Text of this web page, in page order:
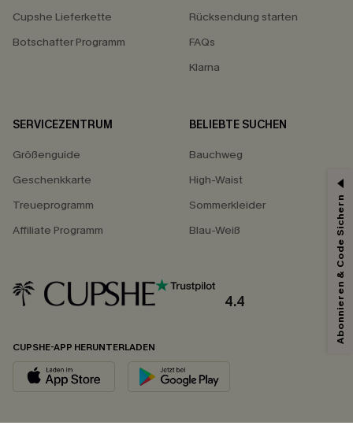
Cupshe Lieferkette
Botschafter Programm
Rücksendung starten
FAQs
Klarna
SERVICEZENTRUM
Größenguide
Geschenkkarte
Treueprogramm
Affiliate Programm
BELIEBTE SUCHEN
Bauchweg
High-Waist
Sommerkleider
Blau-Weiß
4.4
CUPSHE-APP HERUNTERLADEN
Abonnieren & Code Sichern